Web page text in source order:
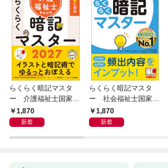
らくらく暗記マスタ
ー 介護福祉士国家試
験２０２７
1,870
新着
らくらく暗記マスタ
ー 社会福祉士国家試
験２０２７
1,870
新着